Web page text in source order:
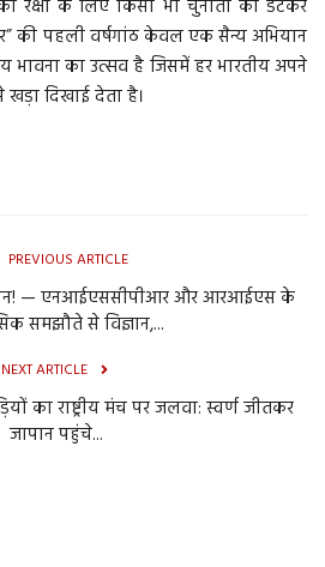
रक्षा के लिए किसी भी चुनौती का डटकर
की पहली वर्षगांठ केवल एक सैन्य अभियान
भावना का उत्सव है जिसमें हर भारतीय अपने
दिखाई देता है।
PREVIOUS ARTICLE
— एनआईएससीपीआर और आरआईएस के
समझौते से विज्ञान,...
NEXT ARTICLE
का राष्ट्रीय मंच पर जलवा: स्वर्ण जीतकर
जापान पहुंचे...